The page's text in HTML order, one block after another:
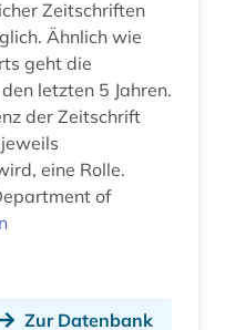
Zeitschriften
Ähnlich wie
geht die
letzten 5 Jahren.
der Zeitschrift
eine Rolle.
of
Zur Datenbank